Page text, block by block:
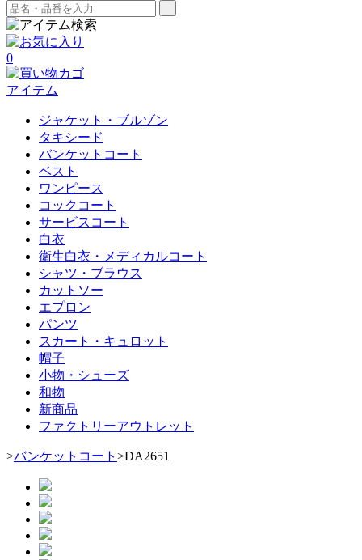
0
アイテム
ジャケット・ブルゾン
タキシード
バンケットコート
ベスト
ワンピース
コックコート
サービスコート
白衣
衛生白衣・メディカルコート
シャツ・ブラウス
カットソー
エプロン
パンツ
スカート・キュロット
帽子
小物・シューズ
和物
新商品
ファクトリーアウトレット
>バンケットコート >DA2651